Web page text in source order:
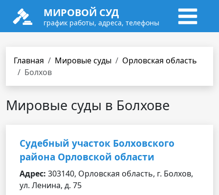
МИРОВОЙ СУД
график работы, адреса, телефоны
Главная Мировые суды
Орловская область
Болхов
Мировые суды в Болхове
Судебный участок Болховского
района Орловской области
Адрес: 303140, Орловская область, г. Болхов,
ул. Ленина, д. 75